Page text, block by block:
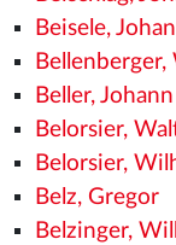
Beisele,
Bellenberger,
Beller,
Belorsier,
Belorsier,
Belz, Gregor
Belzinger,